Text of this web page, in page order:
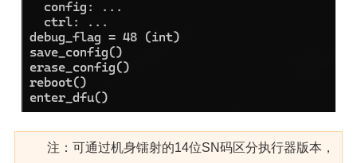
注：可通过机身镭射的14位SN码区分执行器版本，